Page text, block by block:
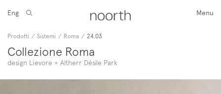
Menu
Eng
Prodotti / Sistemi / Roma / 24.03
Collezione Roma
design Lievore + Altherr Désile Park